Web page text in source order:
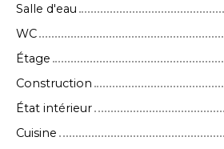
Salle d'eau
WC
Étage
Construction
État intérieur
Cuisine